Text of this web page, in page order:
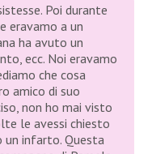
Poi durante
eravamo a un
ha avuto un
ecc. Noi eravamo
che cosa
amico di suo
non ho mai visto
le avessi chiesto
un infarto. Questa